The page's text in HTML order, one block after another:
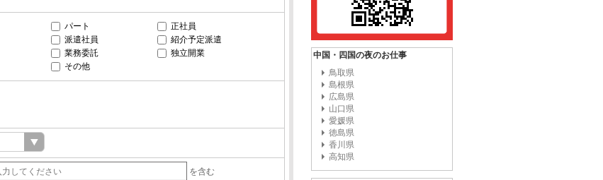
パート
正社員
派遣社員
紹介予定派遣
業務委託
独立開業
その他
を含む
中国・四国の夜のお仕事
鳥取県
島根県
広島県
山口県
愛媛県
徳島県
香川県
高知県